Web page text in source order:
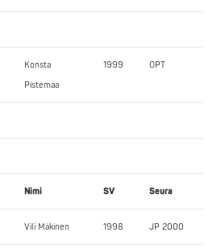
Konsta
Pistemaa
1999 OPT
Nimi SV Seura
Vili Mäkinen 1998 JP 2000